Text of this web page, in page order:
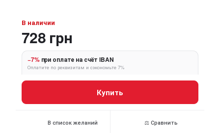
В наличии
728 грн
−7% при оплате на счёт IBAN
Оплатите по реквизитам и сэкономьте 7%
Купить
В список желаний ⚖ Сравнить